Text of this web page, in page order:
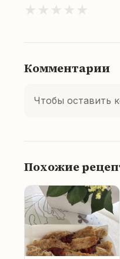
★ ★ ★ ★ ★
Комментарии
Чтобы оставить
Похожие